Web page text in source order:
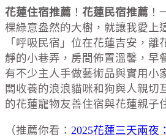
花蓮住宿推薦 ！ 花蓮民宿推薦 ！
棵綠意盎然的大樹，就讓我愛上
「呼吸民宿」位在花蓮吉安，離
靜的小巷弄，房間佈置溫馨，早
有不少主人手做藝術品與實用小
闆收養的浪浪貓咪和狗與人親切
的花蓮寵物友善住宿與花蓮親子
（推薦你看： 2025花蓮三天兩夜